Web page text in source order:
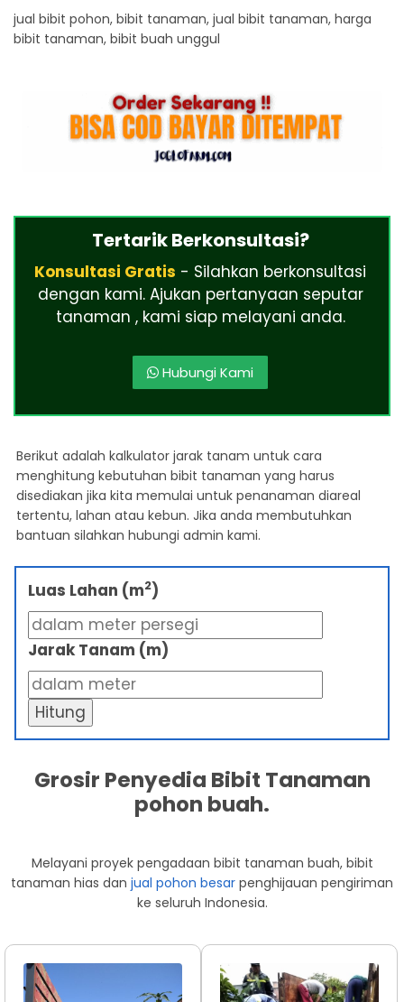
jual bibit pohon, bibit tanaman, jual bibit tanaman, harga
bibit tanaman, bibit buah unggul
Tertarik Berkonsultasi?
Konsultasi Gratis - Silahkan berkonsultasi
dengan kami. Ajukan pertanyaan seputar
tanaman , kami siap melayani anda.
Hubungi Kami
Berikut adalah kalkulator jarak tanam untuk cara
menghitung kebutuhan bibit tanaman yang harus
disediakan jika kita memulai untuk penanaman diareal
tertentu, lahan atau kebun. Jika anda membutuhkan
bantuan silahkan hubungi admin kami.
Luas Lahan (m2)
Jarak Tanam (m)
Hitung
Grosir Penyedia Bibit Tanaman
pohon buah.
Melayani proyek pengadaan bibit tanaman buah, bibit
tanaman hias dan jual pohon besar penghijauan pengiriman
ke seluruh Indonesia.